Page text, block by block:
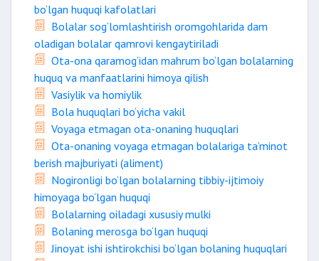
bo‘lgan huquqi kafolatlari
Bolalar sog‘lomlashtirish oromgohlarida dam
oladigan bolalar qamrovi kengaytiriladi
Ota-ona qaramog‘idan mahrum bo‘lgan bolalarning
huquq va manfaatlarini himoya qilish
Vasiylik va homiylik
Bola huquqlari bo‘yicha vakil
Voyaga etmagan ota-onaning huquqlari
Ota-onaning voyaga etmagan bolalariga ta’minot
berish majburiyati (aliment)
Nogironligi bo‘lgan bolalarning tibbiy-ijtimoiy
himoyaga bo‘lgan huquqi
Bolalarning oiladagi xususiy mulki
Bolaning merosga bo‘lgan huquqi
Jinoyat ishi ishtirokchisi bo‘lgan bolaning huquqlari